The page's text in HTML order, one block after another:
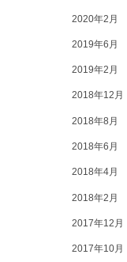
2020年2月
2019年6月
2019年2月
2018年12月
2018年8月
2018年6月
2018年4月
2018年2月
2017年12月
2017年10月